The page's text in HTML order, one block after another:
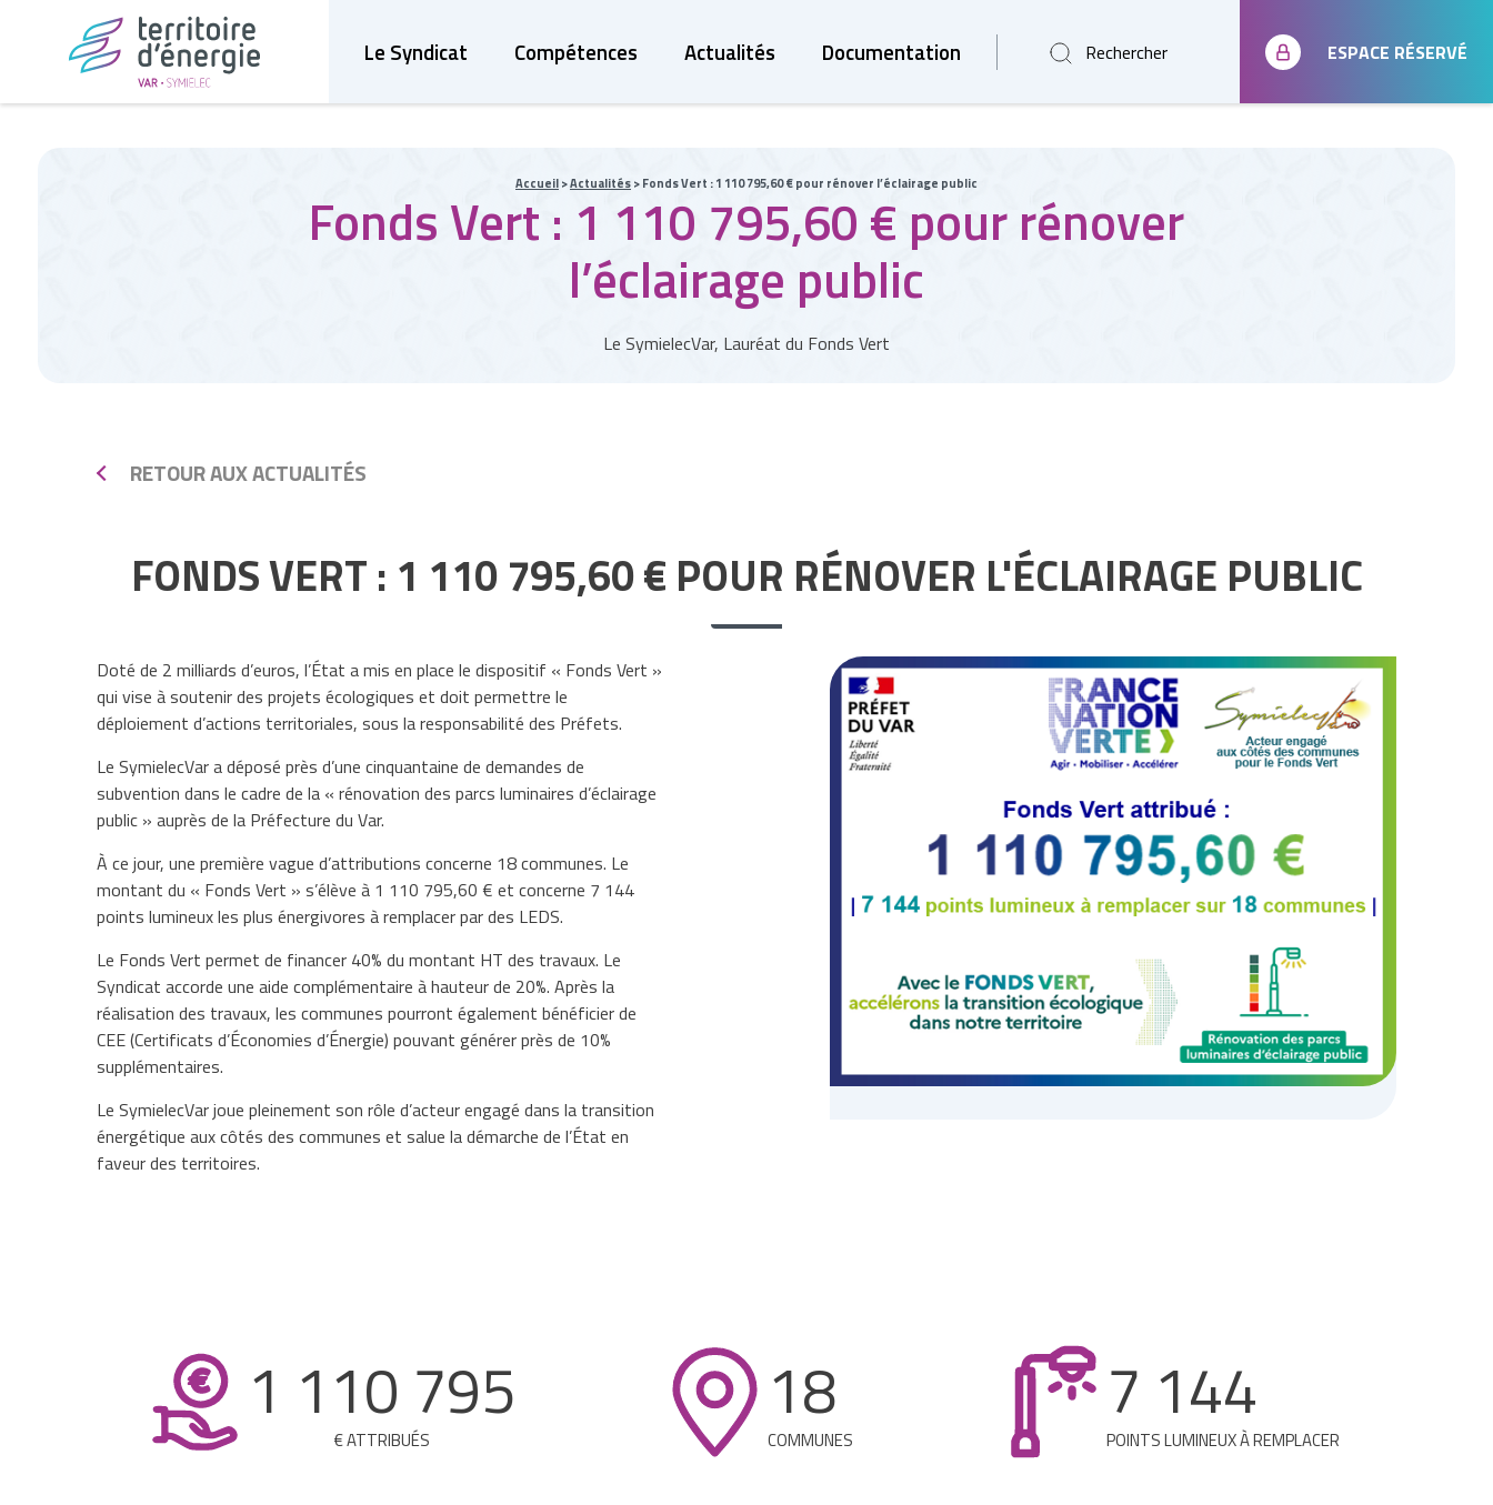
Le Syndicat Compétences Actualités Documentation Rechercher ESPACE RÉSERVÉ
Accueil>Actualités>Fonds Vert : 1 110 795,60 € pour rénover l’éclairage public
Fonds Vert : 1 110 795,60 € pour rénover
l’éclairage public
Le SymielecVar, Lauréat du Fonds Vert
RETOUR AUX ACTUALITÉS
FONDS VERT : 1 110 795,60 € POUR RÉNOVER L'ÉCLAIRAGE PUBLIC
Doté de 2 milliards d’euros, l’État a mis en place le dispositif « Fonds Vert »
qui vise à soutenir des projets écologiques et doit permettre le
déploiement d’actions territoriales, sous la responsabilité des Préfets.
Le SymielecVar a déposé près d’une cinquantaine de demandes de
subvention dans le cadre de la « rénovation des parcs luminaires d’éclairage
public » auprès de la Préfecture du Var.
À ce jour, une première vague d’attributions concerne 18 communes. Le
montant du « Fonds Vert » s’élève à 1 110 795,60 € et concerne 7 144
points lumineux les plus énergivores à remplacer par des LEDS.
Le Fonds Vert permet de financer 40% du montant HT des travaux. Le
Syndicat accorde une aide complémentaire à hauteur de 20%. Après la
réalisation des travaux, les communes pourront également bénéficier de
CEE (Certificats d’Économies d’Énergie) pouvant générer près de 10%
supplémentaires.
Le SymielecVar joue pleinement son rôle d’acteur engagé dans la transition
énergétique aux côtés des communes et salue la démarche de l’État en
faveur des territoires.
1 110 795
€ ATTRIBUÉS
18
COMMUNES
7 144
POINTS LUMINEUX À REMPLACER